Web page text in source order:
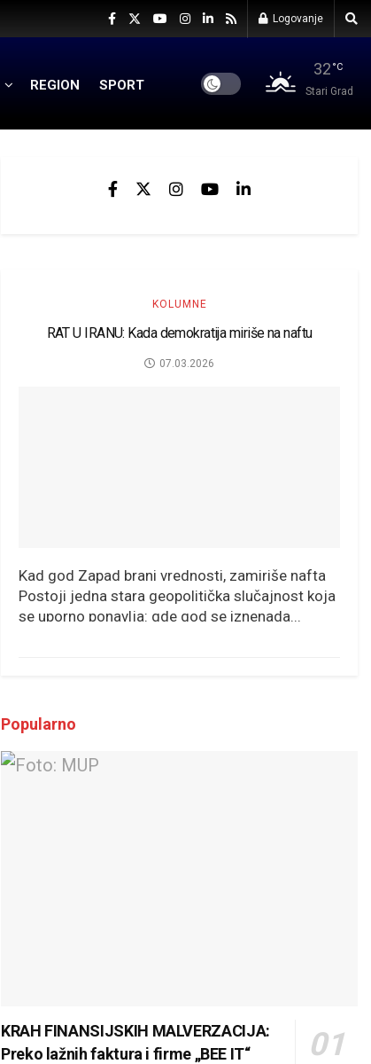
Logovanje
REGION SPORT
32 °C
Stari Grad
KOLUMNE
RAT U IRANU: Kada demokratija miriše na naftu
07.03.2026
Kad god Zapad brani vrednosti, zamiriše nafta
Postoji jedna stara geopolitička slučajnost koja
se uporno ponavlja: gde god se iznenada...
Popularno
KRAH FINANSIJSKIH MALVERZACIJA:
Preko lažnih faktura i firme „BEE IT“